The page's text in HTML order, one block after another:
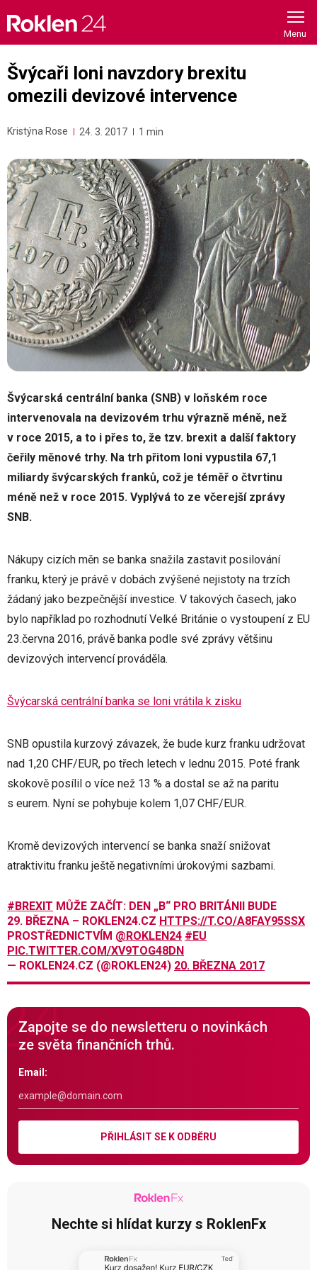
content
Švýcaři loni navzdory brexitu
omezili devizové intervence
Kristýna Rose 24. 3. 2017 1 min
Švýcarská centrální banka (SNB) v loňském roce
intervenovala na devizovém trhu výrazně méně, než
v roce 2015, a to i přes to, že tzv. brexit a další faktory
čeřily měnové trhy. Na trh přitom loni vypustila 67,1
miliardy švýcarských franků, což je téměř o čtvrtinu
méně než v roce 2015. Vyplývá to ze včerejší zprávy
SNB.
Nákupy cizích měn se banka snažila zastavit posilování
franku, který je právě v dobách zvýšené nejistoty na trzích
žádaný jako bezpečnější investice. V takových časech, jako
bylo například po rozhodnutí Velké Británie o vystoupení z EU
23.června 2016, právě banka podle své zprávy většinu
devizových intervencí prováděla.
Švýcarská centrální banka se loni vrátila k zisku
SNB opustila kurzový závazek, že bude kurz franku udržovat
nad 1,20 CHF/EUR, po třech letech v lednu 2015. Poté frank
skokově posílil o více než 13 % a dostal se až na paritu
s eurem. Nyní se pohybuje kolem 1,07 CHF/EUR.
Kromě devizových intervencí se banka snaží snižovat
atraktivitu franku ještě negativními úrokovými sazbami.
#BREXIT MŮŽE ZAČÍT: DEN „B“ PRO BRITÁNII BUDE
29. BŘEZNA – ROKLEN24.CZ HTTPS://T.CO/A8FAY95SSX
PROSTŘEDNICTVÍM @ROKLEN24 #EU
PIC.TWITTER.COM/XV9TOG48DN
— ROKLEN24.CZ (@ROKLEN24) 20. BŘEZNA 2017
Zapojte se do newsletteru o novinkách
ze světa finančních trhů.
Email:
PŘIHLÁSIT SE K ODBĚRU
Nechte si hlídat kurzy s RoklenFx